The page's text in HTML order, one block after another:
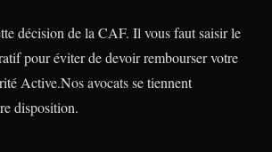
décision de la CAF. Il vous faut saisir le
pour éviter de devoir rembourser votre
Active.Nos avocats se tiennent
disposition.